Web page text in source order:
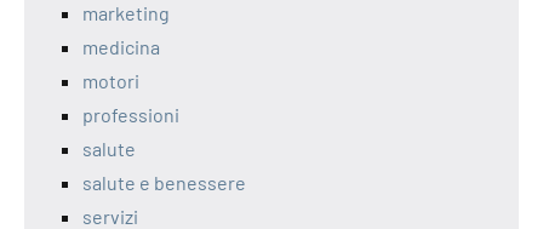
marketing
medicina
motori
professioni
salute
salute e benessere
servizi